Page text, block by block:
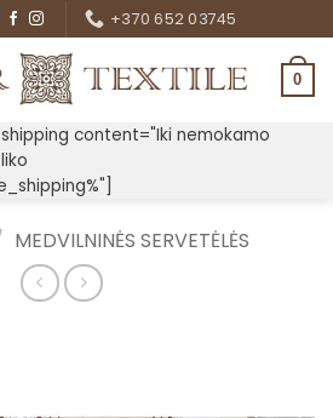
+370 652 03745
0
content="Iki nemokamo
MEDVILNINĖS SERVETĖLĖS